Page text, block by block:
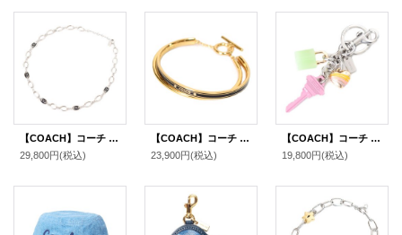
【COACH】コーチ ネックレス シグネチャー プレーテッドブラス エナメル リンク ロゴ チェーン ネックレス シルバー×ブラック〔日本未発売〕
29,800円(税込)
【COACH】コーチ ブレスレット バングル プレーテッドブラス ストーン ダブル バングル ロゴ 2点セット ゴールド×ブラック〔日本未発売〕
23,900円(税込)
【COACH】コーチ メタル エナメル レジン ハート 鍵 キー 南京錠 チャーム バッグチャーム キーリング キーホルダー マルチ（日本未発売）
19,800円(税込)